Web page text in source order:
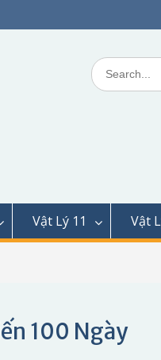
Search
for:
Vật Lý 11 Vật
100 Ngày